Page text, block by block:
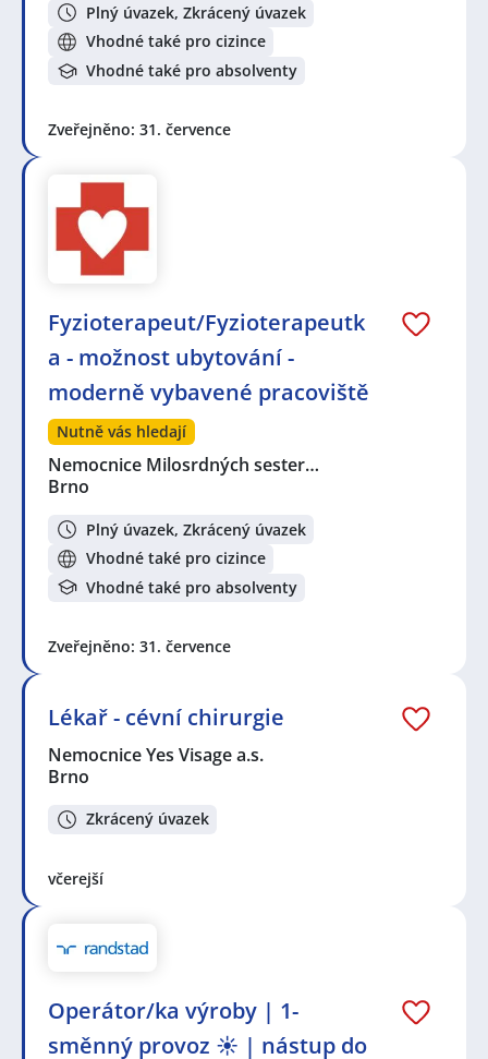
Plný úvazek, Zkrácený úvazek
Vhodné také pro cizince
Vhodné také pro absolventy
Zveřejněno: 31. července
Fyzioterapeut/Fyzioterapeutk
a - možnost ubytování -
moderně vybavené pracoviště
Nutně vás hledají
Nemocnice Milosrdných sester…
Brno
Plný úvazek, Zkrácený úvazek
Vhodné také pro cizince
Vhodné také pro absolventy
Zveřejněno: 31. července
Lékař - cévní chirurgie
Nemocnice Yes Visage a.s.
Brno
Zkrácený úvazek
včerejší
Operátor/ka výroby | 1-
směnný provoz ☀️ | nástup do